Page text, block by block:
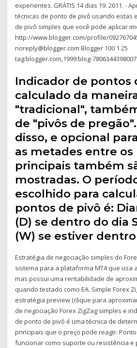
experientes. GRÁTIS 14 dias 19. 2011. -
técnicas de ponto de pivô usando estas
de pivô simples que você pode aplicar
http://www.blogger.com/profile/
noreply@blogger.com Blogger 100 1 25
tag:blogger.com,1999:blog-
Indicador de pontos
calculado da
"tradicional",
de "pivôs de
disso, e opcional
as metades entre os
principais também
mostradas. O
escolhido para
pontos de pivô é:
(D) se dentro do dia
(W) se estiver
Estratégia de negociação simples do
sistema para a plataforma MT4 que usa
mas possui uma rentabilidade de
quando testado como EA. Simple Forex
estratégia preview (clique para
de negociação Forex ZigZag simples e
de ponto de pivô é uma técnica de
principais que o preço pode reagir.
funcionar como suporte ou resistência e